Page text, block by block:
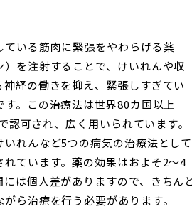
ている筋肉に緊張をやわらげる薬
）を注射することで、けいれんや収
経の働きを抑え、緊張しすぎてい
。この治療法は世界80カ国以上
認可され、広く用いられています。
いれんなど5つの病気の治療法として
ています。薬の効果はおよそ2〜4
は個人差がありますので、きちん
ら治療を行う必要があります。